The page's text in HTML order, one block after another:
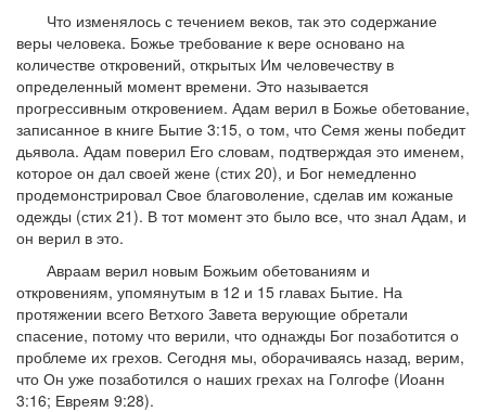
Что изменялось с течением веков, так это содержание
веры человека. Божье требование к вере основано на
количестве откровений, открытых Им человечеству в
определенный момент времени. Это называется
прогрессивным откровением. Адам верил в Божье обетование,
записанное в книге Бытие 3:15, о том, что Семя жены победит
дьявола. Адам поверил Его словам, подтверждая это именем,
которое он дал своей жене (стих 20), и Бог немедленно
продемонстрировал Свое благоволение, сделав им кожаные
одежды (стих 21). В тот момент это было все, что знал Адам, и
он верил в это.
Авраам верил новым Божьим обетованиям и
откровениям, упомянутым в 12 и 15 главах Бытие. На
протяжении всего Ветхого Завета верующие обретали
спасение, потому что верили, что однажды Бог позаботится о
проблеме их грехов. Сегодня мы, оборачиваясь назад, верим,
что Он уже позаботился о наших грехах на Голгофе (Иоанн
3:16; Евреям 9:28).